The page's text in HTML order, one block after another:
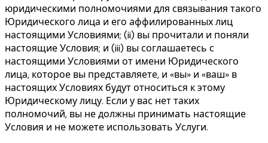
юридическими полномочиями для связывания такого
Юридического лица и его аффилированных лиц
настоящими Условиями; (ii) вы прочитали и поняли
настоящие Условия; и (iii) вы соглашаетесь с
настоящими Условиями от имени Юридического
лица, которое вы представляете, и «вы» и «ваш» в
настоящих Условиях будут относиться к этому
Юридическому лицу. Если у вас нет таких
полномочий, вы не должны принимать настоящие
Условия и не можете использовать Услуги.